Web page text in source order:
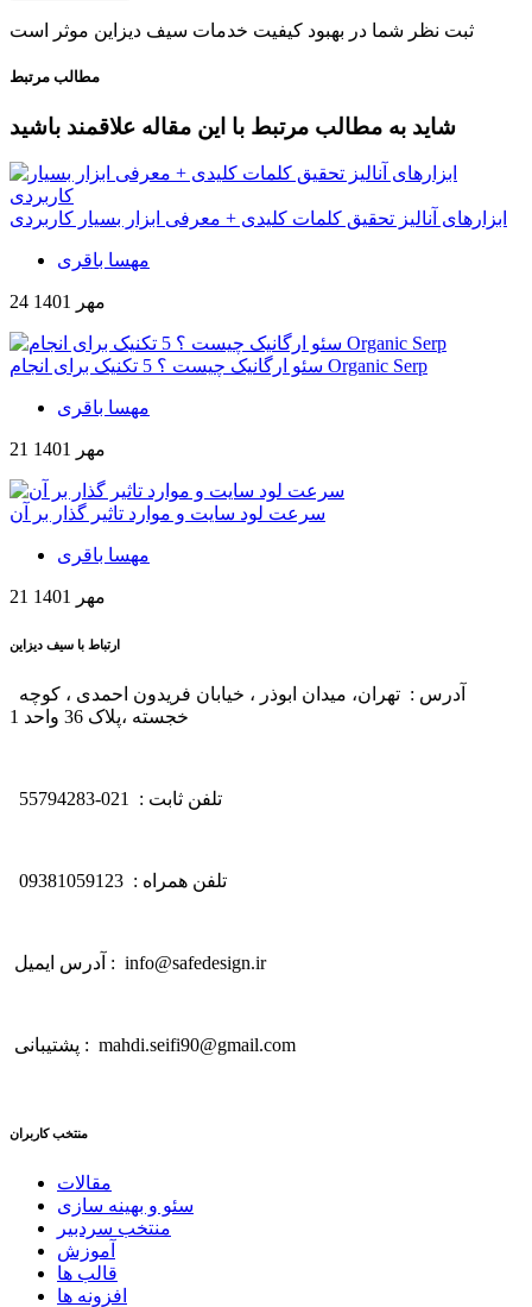
ثبت نظر شما در بهبود کیفیت خدمات سیف دیزاین موثر است
مطالب مرتبط
شاید به مطالب مرتبط با این مقاله علاقمند باشید
ابزارهای آنالیز تحقیق کلمات کلیدی + معرفی ابزار بسیار کاربردی
مهسا باقری
24 مهر 1401
سئو ارگانیک چیست ؟ 5 تکنیک برای انجام Organic Serp
مهسا باقری
21 مهر 1401
سرعت لود سایت و موارد تاثیر گذار بر آن
مهسا باقری
21 مهر 1401
ارتباط با سیف دیزاین
خجسته ،پلاک 36 واحد 1
تلفن ثابت : 021-55794283
تلفن همراه : 09381059123
آدرس ایمیل : info@safedesign.ir
پشتیبانی : mahdi.seifi90@gmail.com
منتخب کاربران
مقالات
سئو و بهینه سازی
منتخب سردبیر
آموزش
قالب ها
افزونه ها